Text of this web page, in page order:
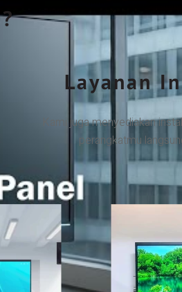
Layanan
Kami juga menyediakan
perangkatmu